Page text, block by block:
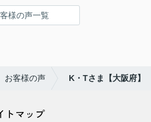
ら共有持分売却窓口様にお願いさ
すすめさせていただきます。有難
様の声一覧
お客様の声 K・Tさま【大阪府】
トマップ